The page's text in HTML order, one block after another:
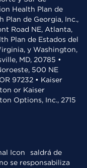
Health Plan de
Plan de Georgia, Inc.,
Road NE, Atlanta,
Plan de Estados del
y Washington,
MD, 20785 •
500 NE
97232 • Kaiser
or Kaiser
Options, Inc., 2715
saldrá de
se responsabiliza